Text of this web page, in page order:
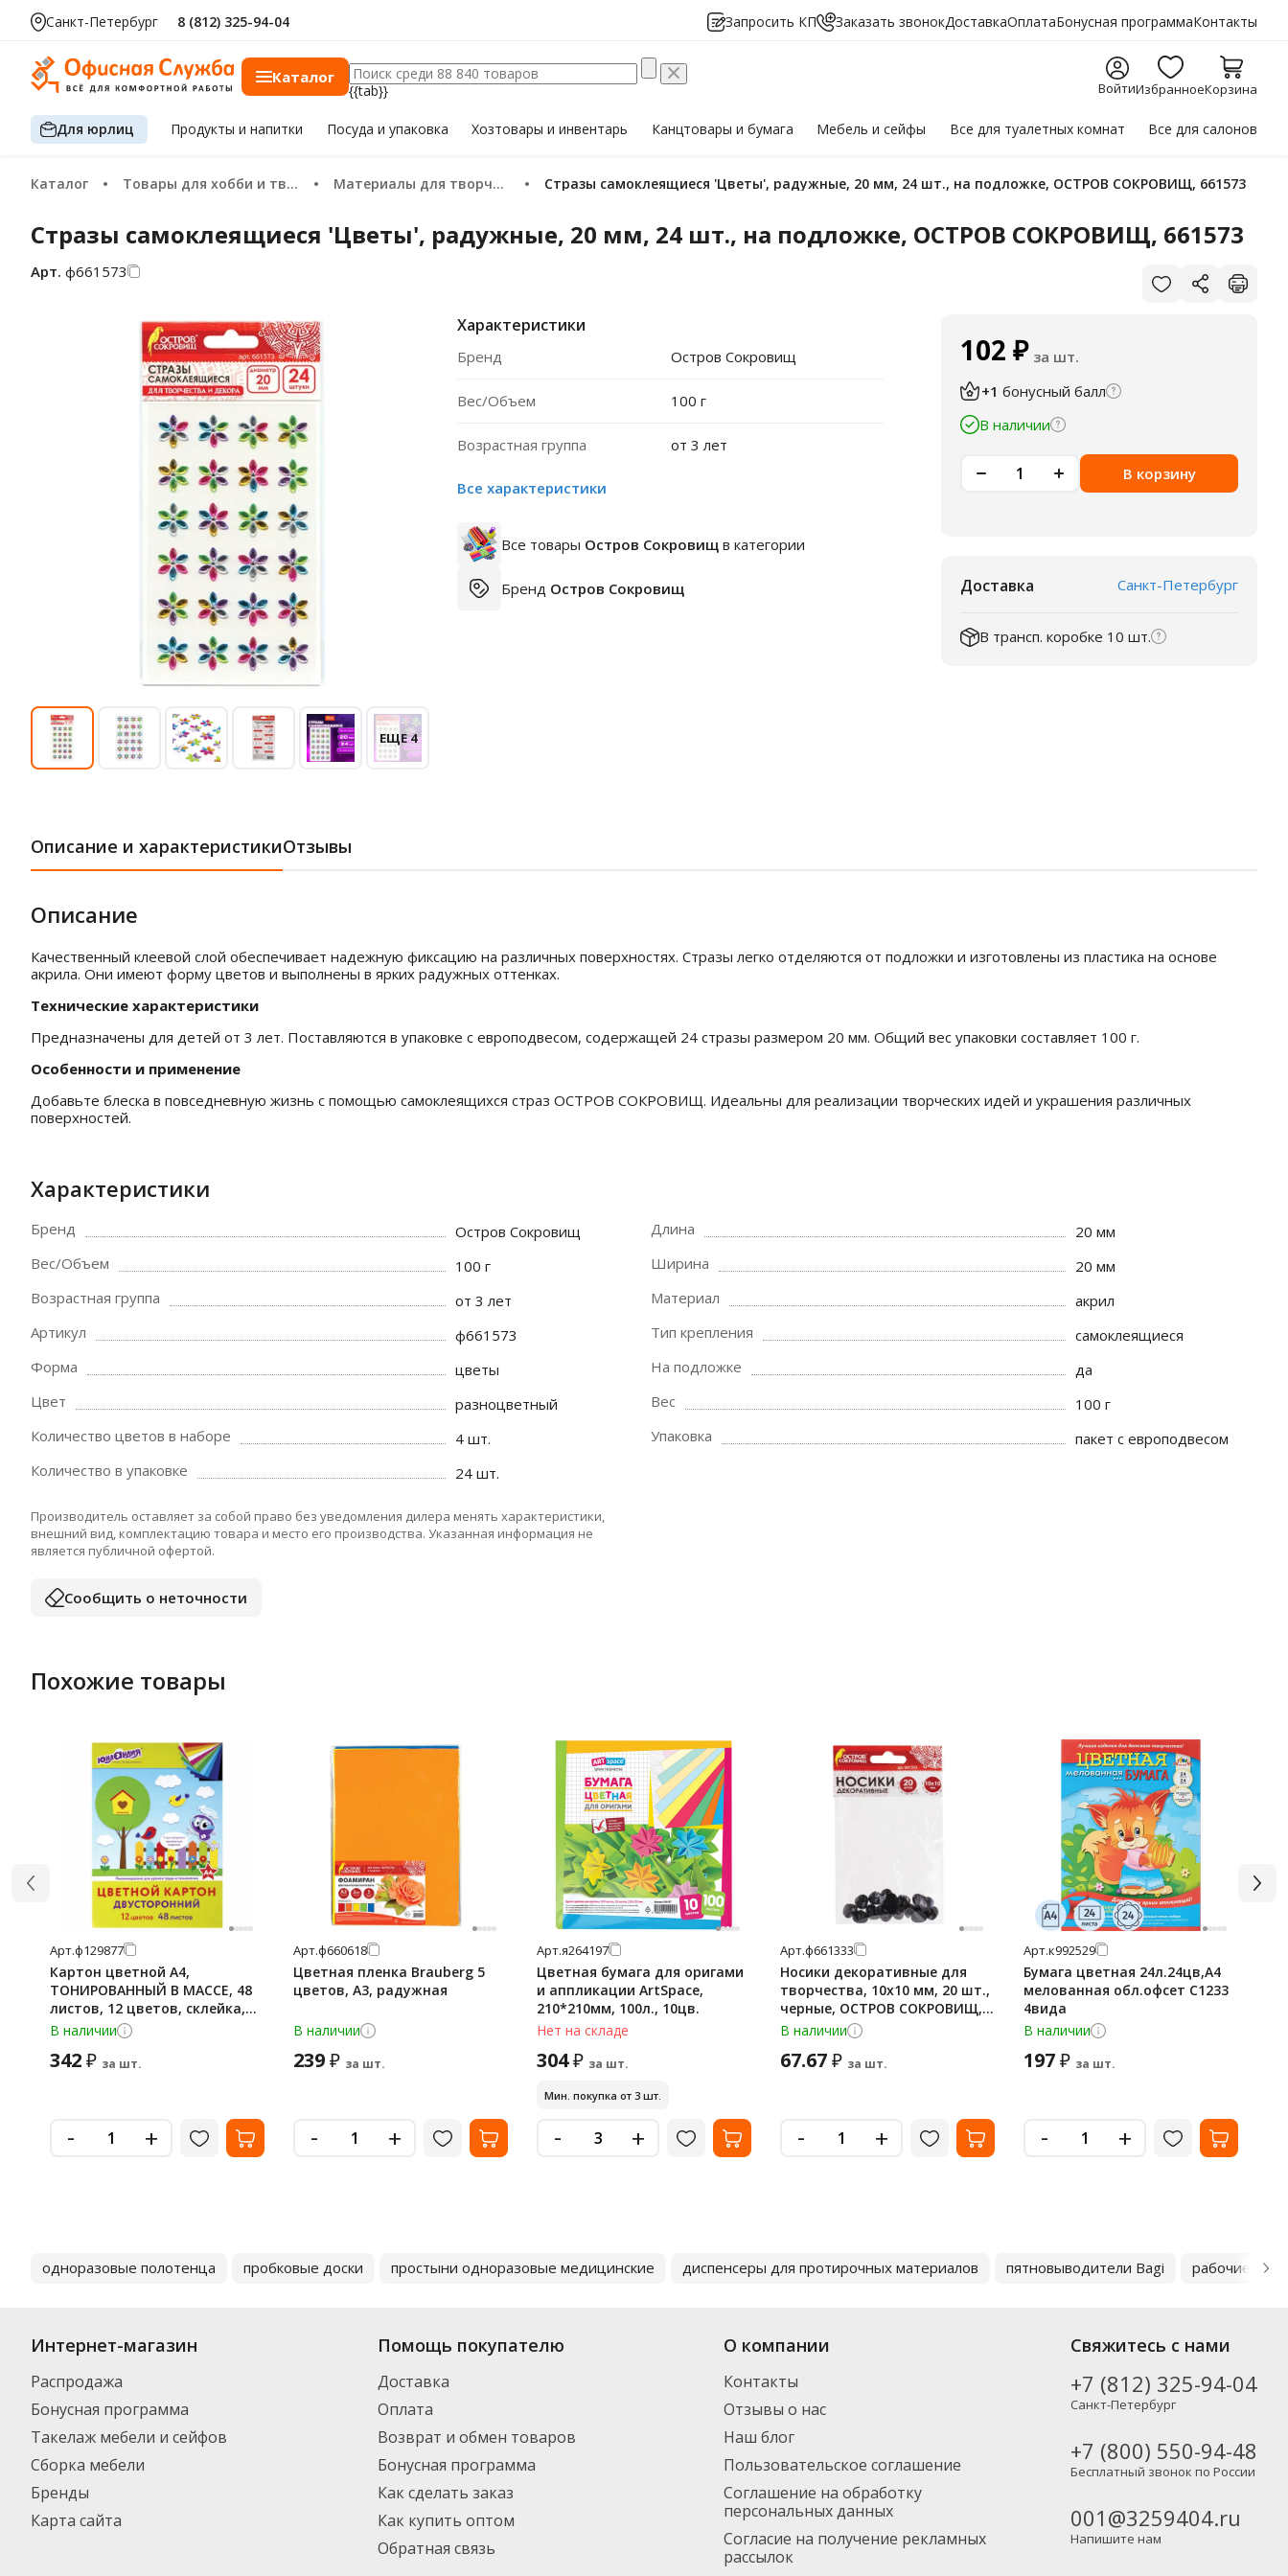
Санкт-Петербург 8 (812) 325-94-04 Запросить КП Заказать звонокДоставкаОплатаБонусная программаКонтакты
Каталог
{{tab}} ВойтиИзбранноеКорзина
Для юрлиц Продуктыи напитки Посуда и упаковка Хозтоварыи инвентарь Канцтовары и бумага Мебельи сейфы Все для туалетных комнат Все для салонов
Каталог Товары для хобби и творчества Материалы для творчества Стразы самоклеящиеся 'Цветы', радужные, 20 мм, 24 шт., на подложке, ОСТРОВ СОКРОВИЩ, 661573
Стразы самоклеящиеся 'Цветы', радужные, 20 мм, 24 шт., на подложке, ОСТРОВ СОКРОВИЩ, 661573
Арт. ф661573
ЕЩЕ 4
Характеристики
Бренд Остров Сокровищ
Вес/Объем 100 г
Возрастная группа от 3 лет
Все характеристики
Все товары Остров Сокровищ в категории
Бренд Остров Сокровищ
102 ₽ за шт.
+1 бонусный балл
В наличии
В корзину
Доставка Санкт-Петербург
В трансп. коробке 10 шт.
Описание и характеристикиОтзывы
Описание
Качественный клеевой слой обеспечивает надежную фиксацию на различных поверхностях. Стразы легко отделяются от подложки и изготовлены из пластика на основе
акрила. Они имеют форму цветов и выполнены в ярких радужных оттенках.
Технические характеристики
Предназначены для детей от 3 лет. Поставляются в упаковке с европодвесом, содержащей 24 стразы размером 20 мм. Общий вес упаковки составляет 100 г.
Особенности и применение
Добавьте блеска в повседневную жизнь с помощью самоклеящихся страз ОСТРОВ СОКРОВИЩ. Идеальны для реализации творческих идей и украшения различных
поверхностей.
Характеристики
Бренд
Остров Сокровищ
Вес/Объем
100 г
Возрастная группа
от 3 лет
Артикул
ф661573
Форма
цветы
Цвет
разноцветный
Количество цветов в наборе
4 шт.
Количество в упаковке
24 шт.
Длина
20 мм
Ширина
20 мм
Материал
акрил
Тип крепления
самоклеящиеся
На подложке
да
Вес
100 г
Упаковка
пакет с европодвесом
Производитель оставляет за собой право без уведомления дилера менять характеристики,
внешний вид, комплектацию товара и место его производства. Указанная информация не
является публичной офертой.
Сообщить о неточности
Похожие товары
Арт.ф129877
Картон цветной А4,
ТОНИРОВАННЫЙ В МАССЕ, 48
листов, 12 цветов, склейка,
180 г/м2, ЮНЛАНДИЯ, 210х297
мм, 129877
В наличии
342₽ за шт.
- +
Арт.ф660618
Цветная пленка Brauberg 5
цветов, А3, радужная
В наличии
239₽ за шт.
- +
Арт.я264197
Цветная бумага для оригами
и аппликации ArtSpace,
210*210мм, 100л., 10цв.
Нет на складе
304₽ за шт.
Мин. покупка от 3 шт.
- +
Арт.ф661333
Носики декоративные для
творчества, 10х10 мм, 20 шт.,
черные, ОСТРОВ СОКРОВИЩ,
661333
В наличии
67.67₽ за шт.
- +
Арт.к992529
Бумага цветная 24л.24цв,А4
мелованная обл.офсет С1233
4вида
В наличии
197₽ за шт.
- +
одноразовые полотенца пробковые доски простыни одноразовые медицинские диспенсеры для протирочных материалов пятновыводители Bagi рабочие
Интернет-магазин
Распродажа
Бонусная программа
Такелаж мебели и сейфов
Сборка мебели
Бренды
Карта сайта
Помощь покупателю
Доставка
Оплата
Возврат и обмен товаров
Бонусная программа
Как сделать заказ
Как купить оптом
Обратная связь
О компании
Контакты
Отзывы о нас
Наш блог
Пользовательское соглашение
Соглашение на обработку
персональных данных
Согласие на получение рекламных
рассылок
Свяжитесь с нами
+7 (812) 325-94-04
Санкт-Петербург
+7 (800) 550-94-48
Бесплатный звонок по России
001@3259404.ru
Напишите нам